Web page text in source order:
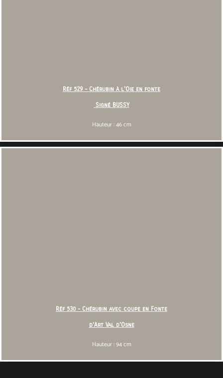
Réf 529 - Chérubin à l'Oie en fonte
Signé BUSSY
Hauteur : 46 cm
Réf 530 - Chérubin avec coupe en Fonte
d'Art Val d'Osne
Hauteur : 94 cm